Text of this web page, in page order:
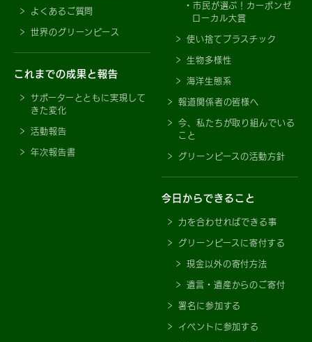
よくあるご質問
世界のグリーンピース
これまでの成果と報告
サポーターとともに実現して
きた変化
活動報告
年次報告書
市民が選ぶ！カーボンゼ
ローカル大賞
使い捨てプラスチック
生物多様性
海洋生態系
報道関係者の皆様へ
今、私たちが取り組んでいる
こと
グリーンピースの活動方針
今日からできること
力を合わせればできる事
グリーンピースに寄付する
現金以外の寄付方法
遺言・遺産からのご寄付
署名に参加する
イベントに参加する